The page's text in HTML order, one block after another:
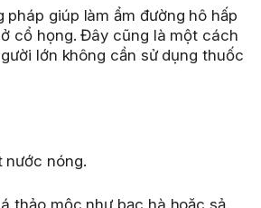
pháp giúp làm ẩm đường hô hấp
cổ họng. Đây cũng là một cách
lớn không cần sử dụng thuốc
nước nóng.
thảo mộc như bạc hà hoặc sả.